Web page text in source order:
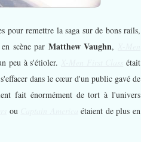
pour remettre la saga sur de bons rails,
scène par Matthew Vaughn,
peu à s'étioler.
était
dans le cœur d'un public gavé de
fait énormément de tort à l'univers
ou
étaient de plus en